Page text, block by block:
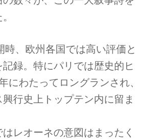
時、欧州各国では高い評価と
録。特にパリでは歴史的ヒ
にわたってロングランされ、
行史上トップテン内に留ま
レオーネの意図はまったく